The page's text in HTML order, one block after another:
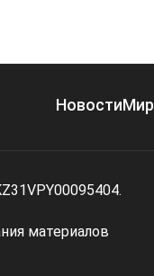
НовостиМир
материалов